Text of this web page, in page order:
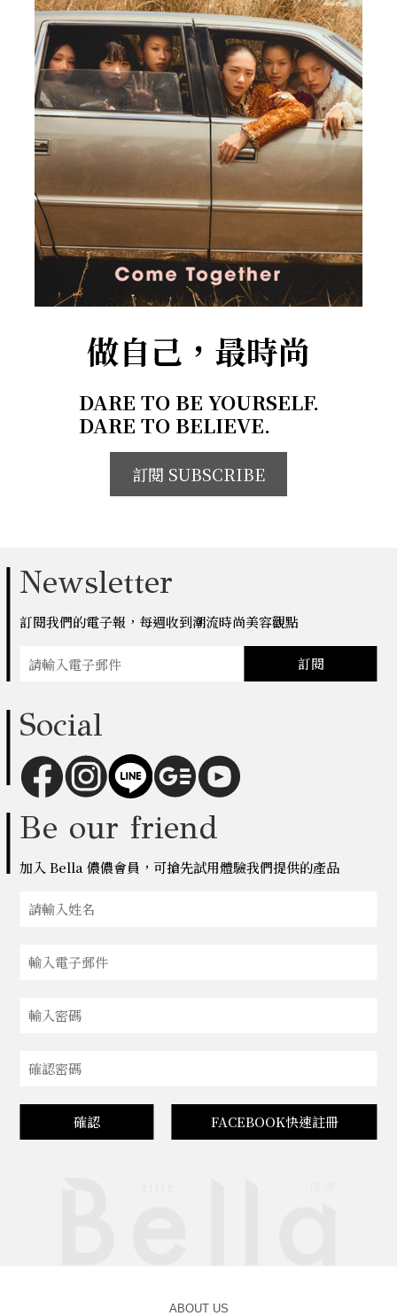
做自己，最時尚
DARE TO BE YOURSELF.
DARE TO BELIEVE.
訂閱 SUBSCRIBE
Newsletter
訂閱我們的電子報，每週收到潮流時尚美容觀點
訂閱
Social
Be our friend
加入 Bella 儂儂會員，可搶先試用體驗我們提供的產品
確認 FACEBOOK快速註冊
ABOUT US